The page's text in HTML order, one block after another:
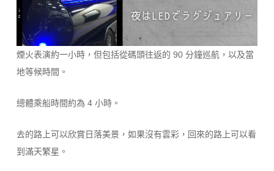
煙火表演約一小時，但包括從碼頭往返的 90 分鐘巡航，以及當
地等候時間。
總體乘船時間約為 4 小時。
去的路上可以欣賞日落美景，如果沒有雲彩，回來的路上可以看
到滿天繁星。